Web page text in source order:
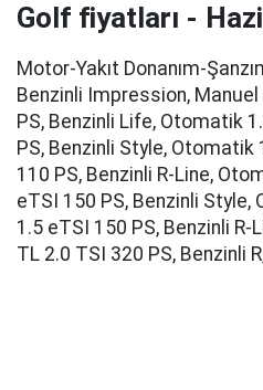
Golf fiyatları -
Motor-Yakıt Donanım-
Benzinli Impression,
PS, Benzinli Life, Otomatik
PS, Benzinli Style, Otomatik
110 PS, Benzinli R-Line,
eTSI 150 PS, Benzinli
1.5 eTSI 150 PS, Benzinli
TL 2.0 TSI 320 PS, Benzinli